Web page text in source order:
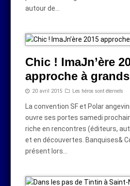
autour de…
Chic ! ImaJn’ère
approche à
20 avril 2015 Les héros sont éternels
La convention SF et Polar
ouvre ses portes samedi
riche en rencontres (éditeurs,
et en découvertes. Banquises&
présent lors…